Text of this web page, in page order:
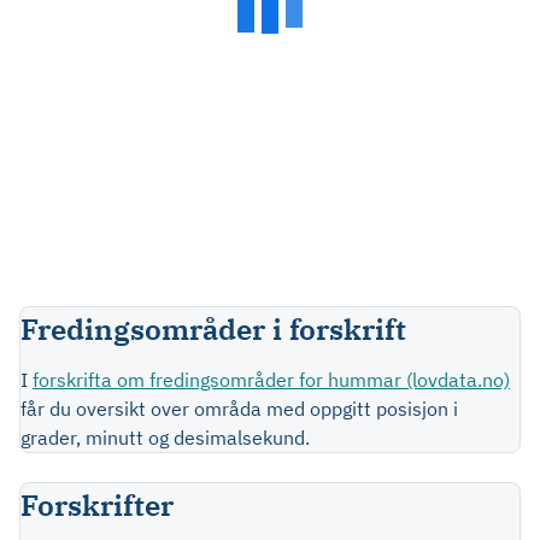
Fredingsområder i forskrift
I forskrifta om fredingsområder for hummar (lovdata.no)
får du oversikt over områda med oppgitt posisjon i
grader, minutt og desimalsekund.
Forskrifter